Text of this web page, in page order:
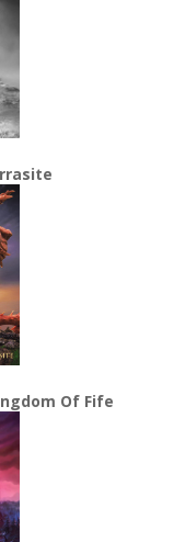
Of Fife